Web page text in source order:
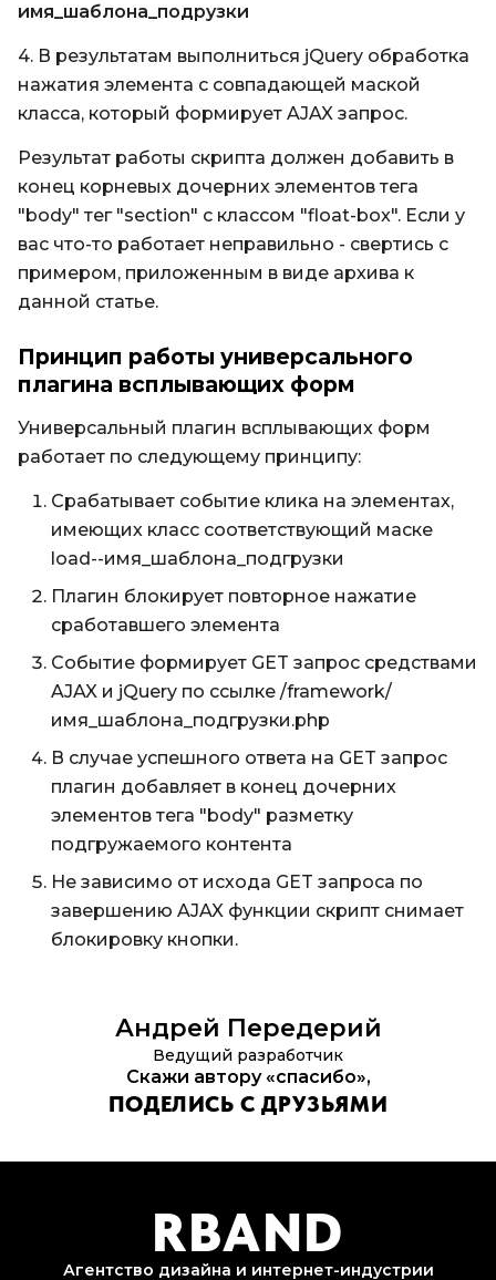
имя_шаблона_подрузки
4. В результатам выполниться jQuery обработка
нажатия элемента с совпадающей маской
класса, который формирует AJAX запрос.
Результат работы скрипта должен добавить в
конец корневых дочерних элементов тега
"body" тег "section" с классом "float-box". Если у
вас что-то работает неправильно - свертись с
примером, приложенным в виде архива к
данной статье.
Принцип работы универсального
плагина всплывающих форм
Универсальный плагин всплывающих форм
работает по следующему принципу:
Срабатывает событие клика на элементах,
имеющих класс соответствующий маске
load--имя_шаблона_подгрузки
Плагин блокирует повторное нажатие
сработавшего элемента
Событие формирует GET запрос средствами
AJAX и jQuery по ссылке /framework/
имя_шаблона_подгрузки.php
В случае успешного ответа на GET запрос
плагин добавляет в конец дочерних
элементов тега "body" разметку
подгружаемого контента
Не зависимо от исхода GET запроса по
завершению AJAX функции скрипт снимает
блокировку кнопки.
Андрей Передерий
Ведущий разработчик
Скажи автору «спасибо»,
ПОДЕЛИСЬ С ДРУЗЬЯМИ
RBAND
Агентство дизайна и интернет-индустрии